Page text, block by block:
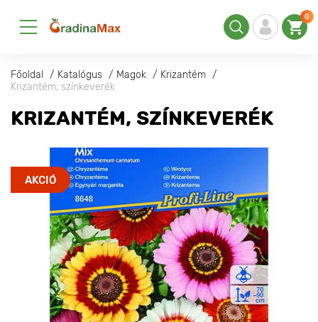
0
Főoldal Katalógus Magok
Krizantém
Krizantém, színkeverék
KRIZANTÉM, SZÍNKEVERÉK
AKCIÓ